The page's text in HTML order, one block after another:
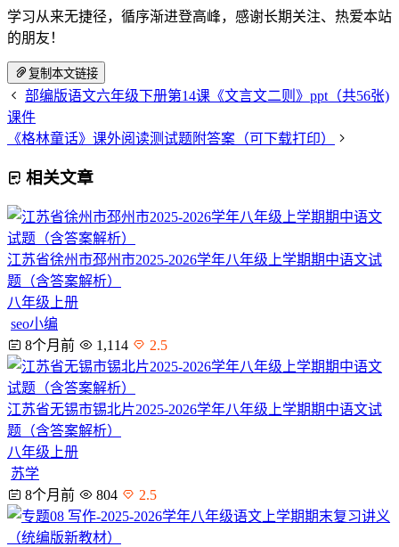
学习从来无捷径，循序渐进登高峰，感谢长期关注、热爱本站
的朋友！
复制本文链接
部编版语文六年级下册第14课《文言文二则》ppt（共56张)
课件
《格林童话》课外阅读测试题附答案（可下载打印）
相关文章
江苏省徐州市邳州市2025-2026学年八年级上学期期中语文试
题（含答案解析）
八年级上册
seo小编
8个月前
1,114 2.5
江苏省无锡市锡北片2025-2026学年八年级上学期期中语文试
题（含答案解析）
八年级上册
苏学
8个月前
804 2.5